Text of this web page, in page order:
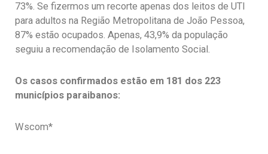
73%. Se fizermos um recorte apenas dos leitos de UTI
para adultos na Região Metropolitana de João Pessoa,
87% estão ocupados. Apenas, 43,9% da população
seguiu a recomendação de Isolamento Social.
Os casos confirmados estão em 181 dos 223
municípios paraibanos:
Wscom*